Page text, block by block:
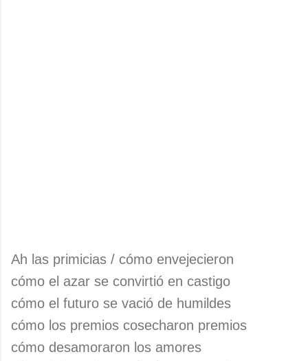
Ah las primicias / cómo envejecieron
cómo el azar se convirtió en castigo
cómo el futuro se vació de humildes
cómo los premios cosecharon premios
cómo desamoraron los amores